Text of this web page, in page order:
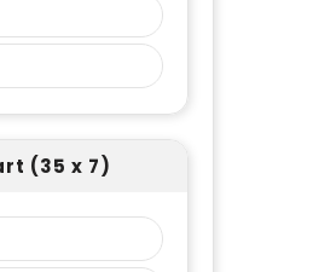
(35 x 7)